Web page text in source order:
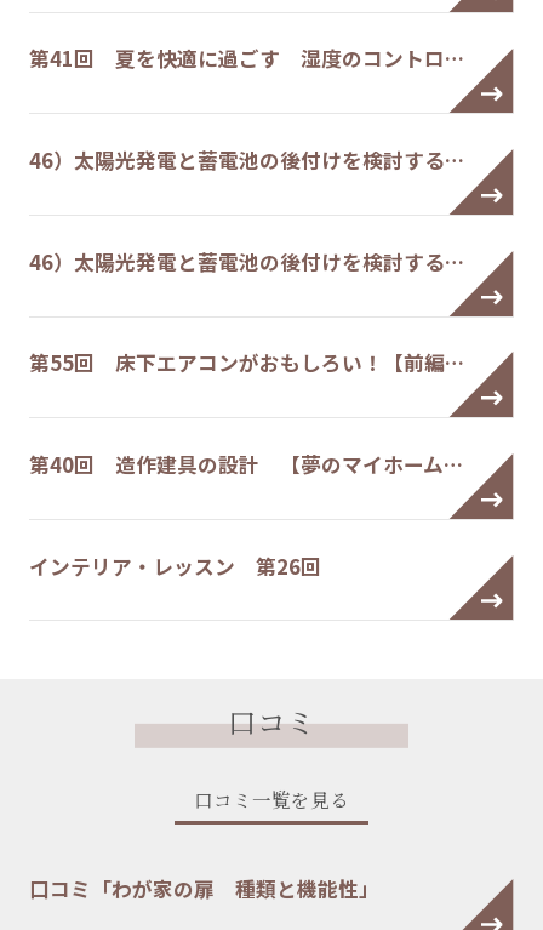
第41回 夏を快適に過ごす 湿度のコントロ…
46）太陽光発電と蓄電池の後付けを検討する…
46）太陽光発電と蓄電池の後付けを検討する…
第55回 床下エアコンがおもしろい！【前編…
第40回 造作建具の設計 【夢のマイホーム…
インテリア・レッスン 第26回
口コミ
口コミ一覧を見る
口コミ「わが家の扉 種類と機能性」